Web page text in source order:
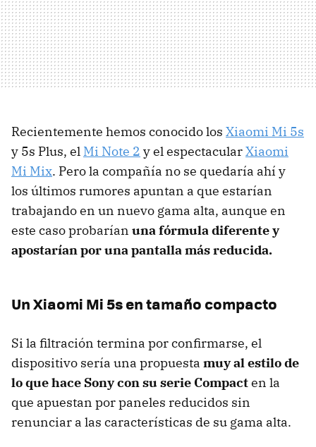
Recientemente hemos conocido los Xiaomi Mi 5s
y 5s Plus, el Mi Note 2 y el espectacularXiaomi
Mi Mix. Pero la compañía no se quedaría ahí y
los últimos rumores apuntan a que estarían
trabajando en un nuevo gama alta, aunque en
este caso probarían una fórmula diferente y
apostarían por una pantalla más reducida.
Un Xiaomi Mi 5s en tamaño compacto
Si la filtración termina por confirmarse, el
dispositivo sería una propuesta muy al estilo de
lo que hace Sony con su serie Compacten la
que apuestan por paneles reducidos sin
renunciar a las características de su gama alta.